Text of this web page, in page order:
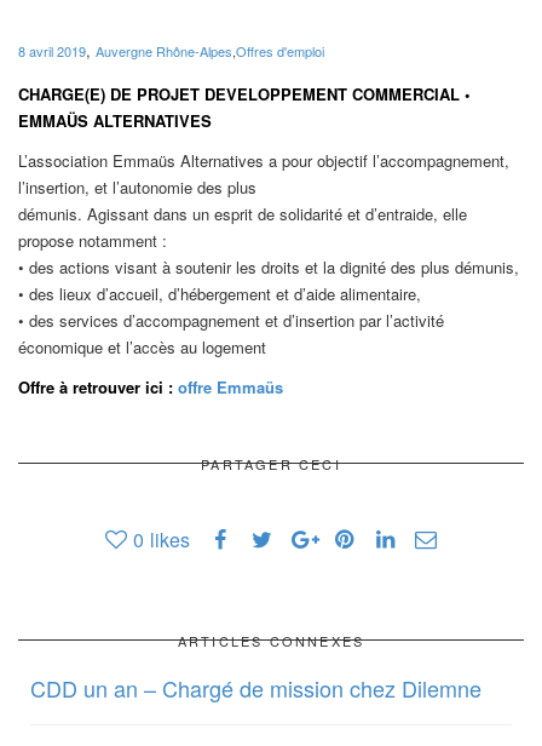
8 avril 2019, Auvergne Rhône-Alpes,Offres d'emploi
CHARGE(E) DE PROJET DEVELOPPEMENT COMMERCIAL •
EMMAÜS ALTERNATIVES
L’association Emmaüs Alternatives a pour objectif l’accompagnement,
l’insertion, et l’autonomie des plus
démunis. Agissant dans un esprit de solidarité et d’entraide, elle
propose notamment :
• des actions visant à soutenir les droits et la dignité des plus démunis,
• des lieux d’accueil, d’hébergement et d’aide alimentaire,
• des services d’accompagnement et d’insertion par l’activité
économique et l’accès au logement
Offre à retrouver ici : offre Emmaüs
PARTAGER CECI
0 likes
ARTICLES CONNEXES
CDD un an – Chargé de mission chez Dilemne